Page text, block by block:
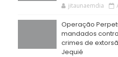
jitaunaemdia
Operação
mandados
crimes de
Jequié